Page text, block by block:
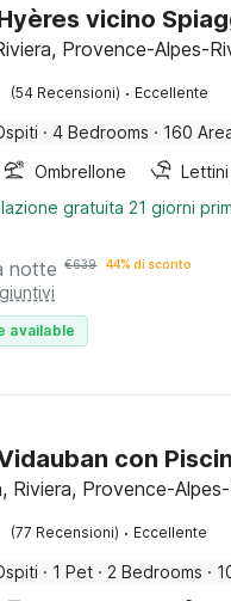
vicino
Provence-Alpes-
(54 Recensioni) · Eccellente
· 4 Bedrooms · 160
Ombrellone
gratuita 21 giorni
notte €639 44% di sconto
available
con
Riviera, Provence-
(77 Recensioni) · Eccellente
· 1 Pet · 2 Bedrooms ·